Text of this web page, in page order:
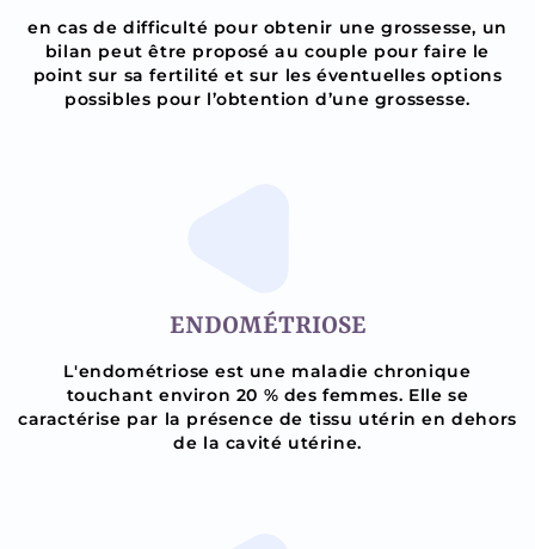
en cas de difficulté pour obtenir une grossesse, un
bilan peut être proposé au couple pour faire le
point sur sa fertilité et sur les éventuelles options
possibles pour l’obtention d’une grossesse.
ENDOMÉTRIOSE
L'endométriose est une maladie chronique
touchant environ 20 % des femmes. Elle se
caractérise par la présence de tissu utérin en dehors
de la cavité utérine.